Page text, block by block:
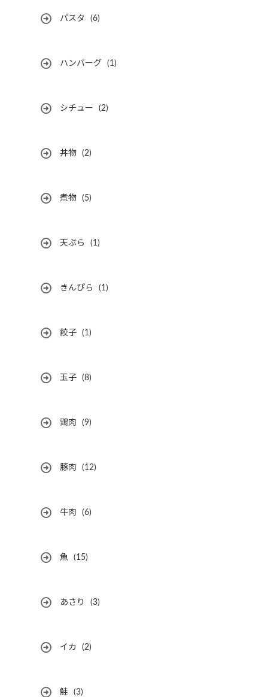
パスタ (6)
ハンバーグ (1)
シチュー (2)
丼物 (2)
煮物 (5)
天ぷら (1)
きんぴら (1)
餃子 (1)
玉子 (8)
鶏肉 (9)
豚肉 (12)
牛肉 (6)
魚 (15)
あさり (3)
イカ (2)
鮭 (3)